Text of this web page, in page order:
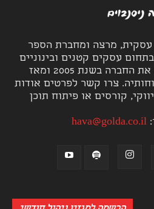
עסקית, מרצה ומחברת הספר
עסקים קטנים ובינוניים
בישראל. חוה הקימה את החברה בשנת 2005 ומאז
צרו קשר לפרטים אודות
קורסים או פיתוח תוכן
hava@golda.co.il